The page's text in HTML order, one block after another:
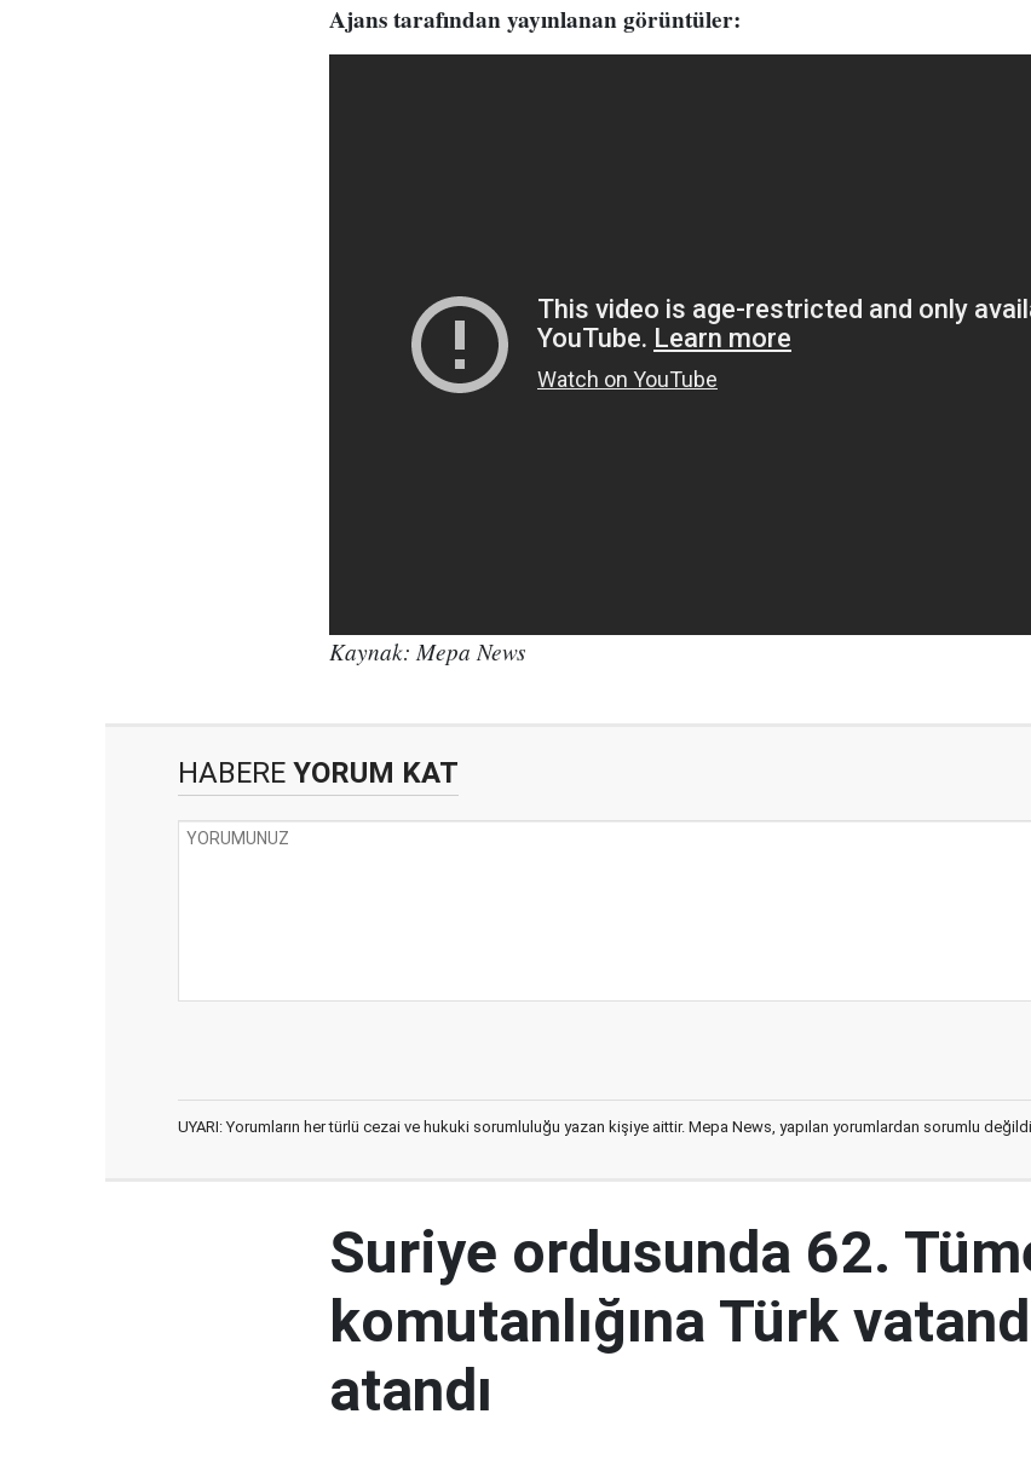
Ajans tarafından yayınlanan görüntüler:
Kaynak: Mepa News
HABERE YORUM KAT
UYARI: Yorumların her türlü cezai ve hukuki sorumluluğu yazan kişiye aittir. Mepa News, yapılan yorumlardan sorumlu
Suriye ordusunda 62.
komutanlığına Türk
atandı